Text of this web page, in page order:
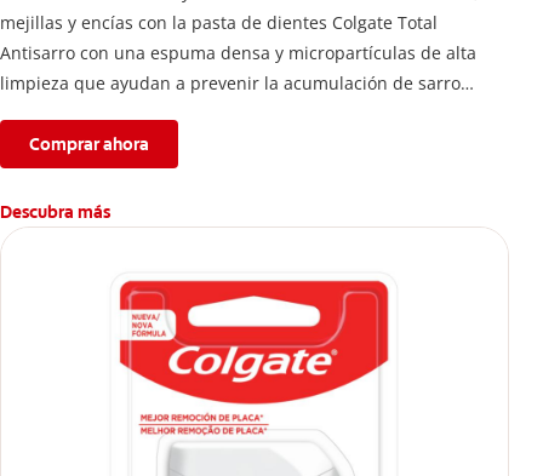
mejillas y encías con la pasta de dientes Colgate Total
Antisarro con una espuma densa y micropartículas de alta
limpieza que ayudan a prevenir la acumulación de sarro
Comprar ahora
Descubra más